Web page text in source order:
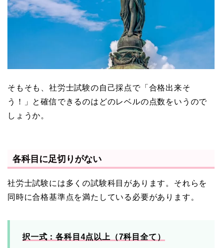
そもそも、社労士試験の自己採点で「合格出来そ
う！」と確信できるのはどのレベルの点数をいうので
しょうか。
各科目に足切りがない
社労士試験には多くの試験科目があります。それらを
同時に合格基準点を満たしている必要があります。
択一式：各科目4点以上（7科目全て）